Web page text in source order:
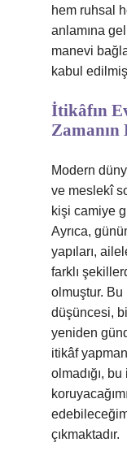
hem ruhsal
anlamına
manevi
kabul
İtikâfın
Zamanın
Modern
ve meslekî
kişi camiye
Ayrıca,
yapıları,
farklı
olmuştur.
düşüncesi,
yeniden
itikâf
olmadığı,
çıkmaktadır.